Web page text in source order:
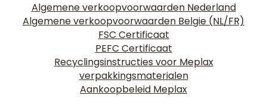
Algemene verkoopvoorwaarden Nederland
Algemene verkoopvoorwaarden Belgie (NL/FR)
FSC Certificaat
PEFC Certificaat
Recyclingsinstructies voor Meplax
verpakkingsmaterialen
Aankoopbeleid Meplax